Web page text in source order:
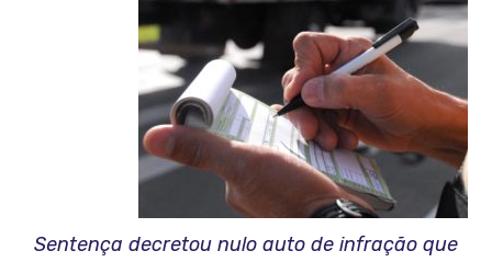
Sentença decretou nulo auto de infração que